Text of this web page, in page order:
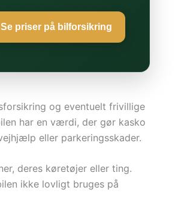
Se priser på bilforsikring
og eventuelt frivillige
har en værdi, der gør kasko
eller parkeringsskader.
deres køretøjer eller ting.
ikke lovligt bruges på